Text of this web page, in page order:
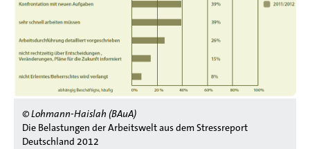
© Lohmann-Haislah (BAuA)
Die Belastungen der Arbeitswelt aus dem Stressreport
Deutschland 2012